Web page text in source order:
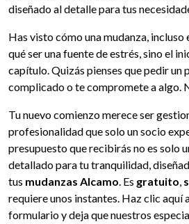
diseñado al detalle para tus
Has visto cómo una mudanza, incluso
qué ser una fuente de estrés, sino el
capítulo. Quizás pienses que pedir un
complicado o te compromete a algo.
Tu nuevo comienzo merece ser
profesionalidad que solo un socio
presupuesto que recibirás no es solo
detallado para tu tranquilidad,
tus mudanzas Alcamo. Es gratuito,
requiere unos instantes. Haz clic aquí
formulario y deja que nuestros